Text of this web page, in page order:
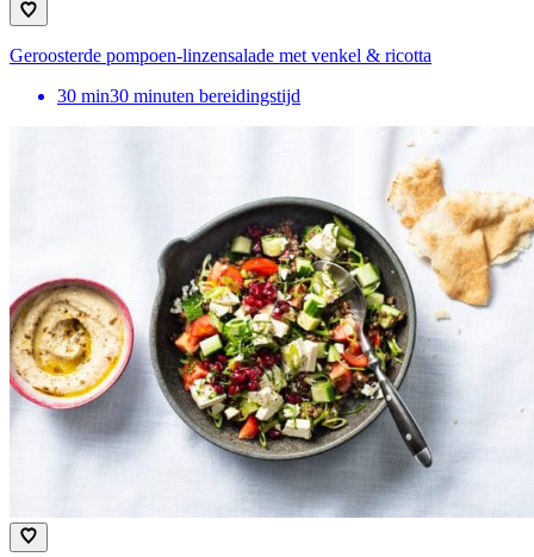
Geroosterde pompoen-linzensalade met venkel & ricotta
30 min30 minuten bereidingstijd